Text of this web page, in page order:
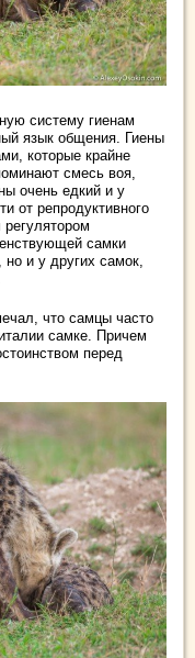
систему гиенам
язык общения. Гиены
которые крайне
смесь воя,
очень едкий и у
от репродуктивного
самки
и у других самок,
что самцы часто
самке. Причем
перед